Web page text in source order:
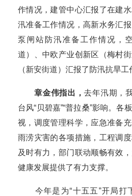
作情况，建管中心汇报了在建
汛准备工作情况，高新水务汇
泵闸站防汛准备工作情况，
道）、中欧产业创新区（梅村
（新安街道）汇报了防汛抗旱工
章金伟指出，去年汛期，
台风“贝碧嘉”“普拉桑”影响。各
视，调度管理科学，应急准备
雨涝灾害的各项措施，工程调
及时有力，部门联动顺畅有效
健康发展提供了有力支撑。
今年是为“十五五”开局打